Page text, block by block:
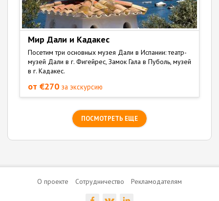
Мир Дали и Кадакес
Посетим три основных музея Дали в Испании: театр-
музей Дали в г. Фигейрес, Замок Гала в Пуболь, музей
в г. Кадакес.
от €270 за экскурсию
ПОСМОТРЕТЬ ЕЩЕ
О проекте Сотрудничество Рекламодателям